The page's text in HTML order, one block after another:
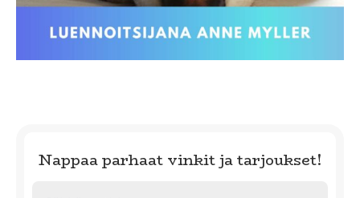
Nappaa parhaat vinkit ja tarjoukset!